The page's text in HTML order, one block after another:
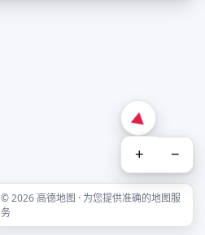
+ −
© 2026 高德地图 · 为您提供准确的地图服
务